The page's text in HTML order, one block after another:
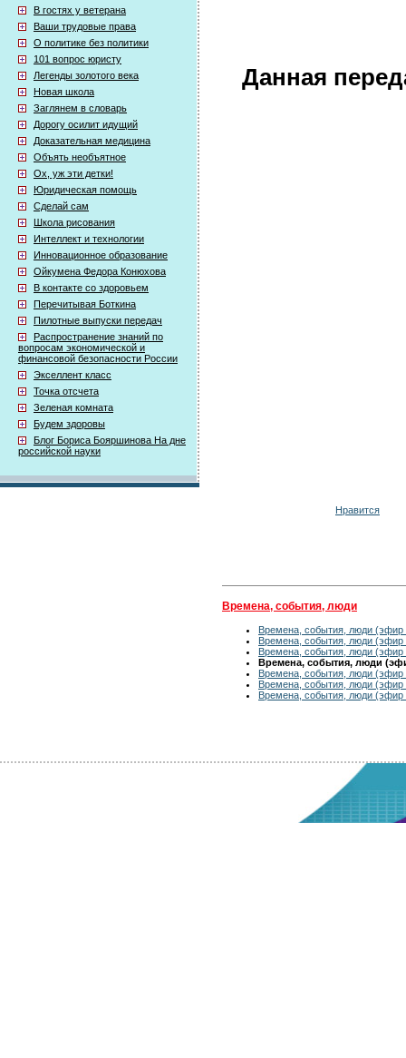
В гостях у ветерана
Ваши трудовые права
О политике без политики
101 вопрос юристу
Легенды золотого века
Новая школа
Заглянем в словарь
Дорогу осилит идущий
Доказательная медицина
Объять необъятное
Ох, уж эти детки!
Юридическая помощь
Сделай сам
Школа рисования
Интеллект и технологии
Инновационное образование
Ойкумена Федора Конюхова
В контакте со здоровьем
Перечитывая Боткина
Пилотные выпуски передач
Распространение знаний по
вопросам экономической и
финансовой безопасности России
Экселлент класс
Точка отсчета
Зеленая комната
Будем здоровы
Блог Бориса Бояршинова На дне
российской науки
Данная
Нравится
Времена, события, люди
Времена, события, люди (эфир
Времена, события, люди (эфир
Времена, события, люди (эфир
Времена, события, люди
Времена, события, люди (эфир
Времена, события, люди (эфир
Времена, события, люди (эфир